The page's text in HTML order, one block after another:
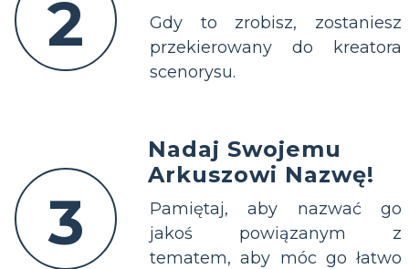
2
Gdy to zrobisz, zostaniesz
przekierowany do kreatora
scenorysu.
3
Nadaj Swojemu
Arkuszowi Nazwę!
Pamiętaj, aby nazwać go
jakoś powiązanym z
tematem, aby móc go łatwo